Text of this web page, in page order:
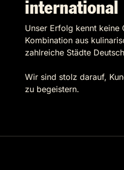
international
Unser Erfolg kennt keine
Kombination aus
zahlreiche Städte
Wir sind stolz darauf,
zu begeistern.